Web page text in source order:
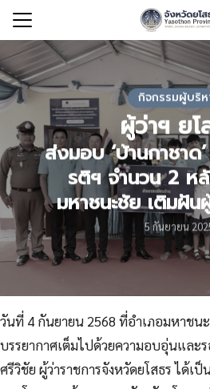
Skip
contentSearch
for:
กิจกรรมผู้บริห
ผู้ว่าฯ ยโ
ส่งมอบ ‘บ้านกาชาด
รติฯ จำนวน 2 ห
มหาชนะชัย เติมฝั
5 กันยายน
วันที่ 4 กันยายน 2568 ที่อำเภอมหาชน
บรรยากาศเต็มไปด้วยความอบอุ่นและ
ศรีวิชัย ผู้ว่าราชการจังหวัดยโสธร ได้